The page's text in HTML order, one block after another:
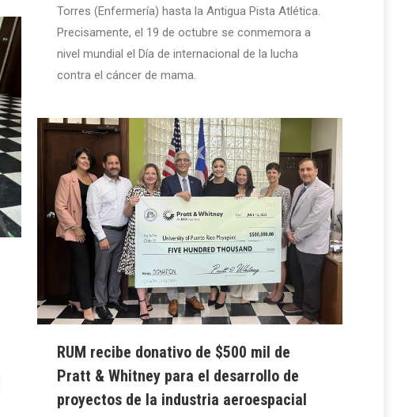
Torres (Enfermería) hasta la Antigua Pista Atlética.
Precisamente, el 19 de octubre se conmemora a
nivel mundial el Día de internacional de la lucha
contra el cáncer de mama.
RUM recibe donativo de $500 mil de
Pratt & Whitney para el desarrollo de
proyectos de la industria aeroespacial